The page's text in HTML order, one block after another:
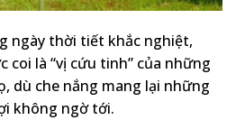
ngày thời tiết khắc nghiệt,
coi là “vị cứu tinh” của những
dù che nắng mang lại những
không ngờ tới.